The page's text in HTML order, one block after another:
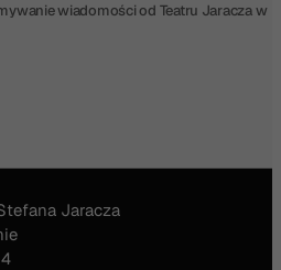
wiadomości od Teatru Jaracza w
Jaracza